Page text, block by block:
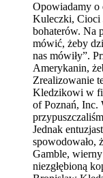
Opowiadamy o
Kuleczki, Cioci
bohaterów. Na
mówić, żeby
nas mówiły”.
Amerykanin,
Zrealizowanie
Kledzikowi w
of Poznań, Inc.
Jednak
spowodowało,
Gamble,
niezgłębioną